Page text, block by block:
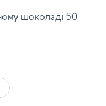
шоколаді 50